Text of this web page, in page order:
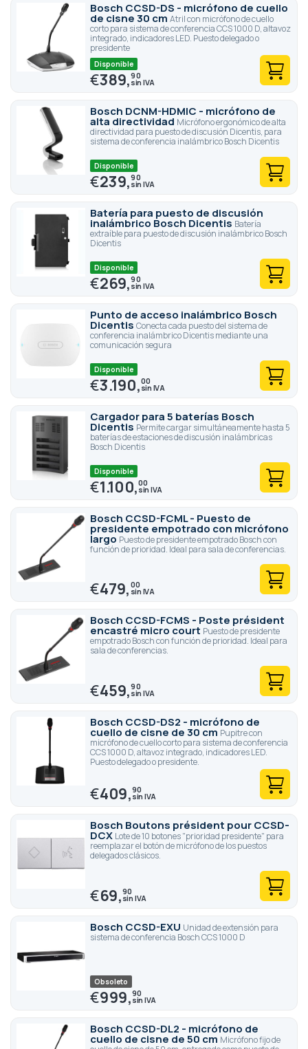
Bosch CCSD-DS - micrófono de cuello
de cisne 30 cm Atril con micrófono de cuello
corto para sistema de conferencia CCS 1000 D, altavoz
integrado, indicadores LED. Puesto delegado o
presidente
Disponible
€389,90
Bosch DCNM-HDMIC - micrófono de
alta directividad Micrófono ergonómico de alta
directividad para puesto de discusión Dicentis, para
sistema de conferencia inalámbrico Bosch Dicentis
Disponible
€239,90
Batería para puesto de discusión
inalámbrico Bosch Dicentis Batería
extraíble para puesto de discusión inalámbrico Bosch
Dicentis
Disponible
€269,90
Punto de acceso inalámbrico Bosch
Dicentis Conecta cada puesto del sistema de
conferencia inalámbrico Dicentis mediante una
comunicación segura
Disponible
€3.190,00
Cargador para 5 baterías Bosch
Dicentis Permite cargar simultáneamente hasta 5
baterías de estaciones de discusión inalámbricas
Bosch Dicentis
Disponible
€1.100,00
Bosch CCSD-FCML - Puesto de
presidente empotrado con micrófono
largo Puesto de presidente empotrado Bosch con
función de prioridad. Ideal para sala de conferencias.
€479,00
Bosch CCSD-FCMS - Poste président
encastré micro court Puesto de presidente
empotrado Bosch con función de prioridad. Ideal para
sala de conferencias.
€459,90
Bosch CCSD-DS2 - micrófono de
cuello de cisne de 30 cm Pupitre con
micrófono de cuello corto para sistema de conferencia
CCS 1000 D, altavoz integrado, indicadores LED.
Puesto delegado o presidente.
€409,90
Bosch Boutons président pour CCSD-
DCX Lote de 10 botones "prioridad presidente" para
reemplazar el botón de micrófono de los puestos
delegados clásicos.
€69,90
Bosch CCSD-EXU Unidad de extensión para
sistema de conferencia Bosch CCS 1000 D
Obsoleto
€999,90
Bosch CCSD-DL2 - micrófono de
cuello de cisne de 50 cm Micrófono fijo de